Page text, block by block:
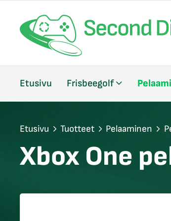
Etusivu Frisbeegolf
Etusivu Tuotteet Pelaaminen
Xbox One
sulje
sulje
sulje